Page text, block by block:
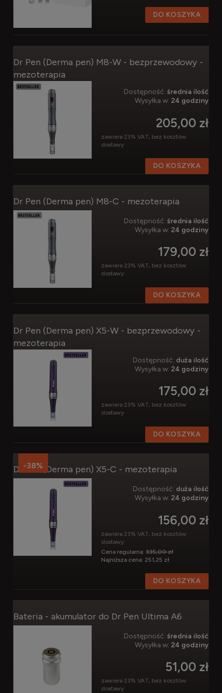
DO KOSZYKA
Dr Pen (Derma pen) M8-W - bezprzewodowy -
mezoterapia
Dostępność: średnia ilość
Wysyłka w: 24 godziny
205,00 zł
zawiera 23% VAT, bez kosztów
dostawy
DO KOSZYKA
Dr Pen (Derma pen) M8-C - mezoterapia
Dostępność: średnia ilość
Wysyłka w: 24 godziny
179,00 zł
zawiera 23% VAT, bez kosztów
dostawy
DO KOSZYKA
Dr Pen (Derma pen) X5-W - bezprzewodowy -
mezoterapia
Dostępność: duża ilość
Wysyłka w: 24 godziny
175,00 zł
zawiera 23% VAT, bez kosztów
dostawy
DO KOSZYKA
Dr Pen (Derma pen) X5-C - mezoterapia
Dostępność: duża ilość
Wysyłka w: 24 godziny
156,00 zł
zawiera 23% VAT, bez kosztów
dostawy
Cena regularna:335,00 zł
Najniższa cena: 251,25 zł
DO KOSZYKA
-38%
Bateria - akumulator do Dr Pen Ultima A6
Dostępność: średnia ilość
Wysyłka w: 24 godziny
51,00 zł
zawiera 23% VAT, bez kosztów
dostawy